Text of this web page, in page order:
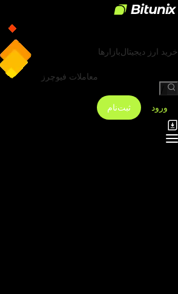
خرید ارز دیجیتالبازارها
معاملات فیوچرز
ورود
ثبت‌نام